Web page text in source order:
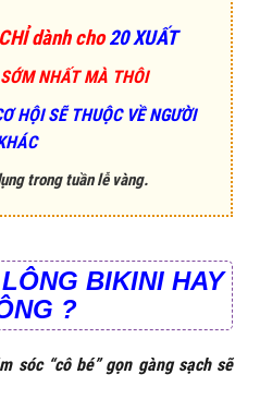
dành cho20 XUẤT
NHẤT MÀ THÔI
HỘI SẼ THUỘC VỀ NGƯỜI
trong tuần lễ vàng.
BIKINI HAY
?
sóc “cô bé” gọn gàng sạch sẽ